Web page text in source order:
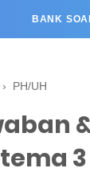
BANK
› PH/UH
3